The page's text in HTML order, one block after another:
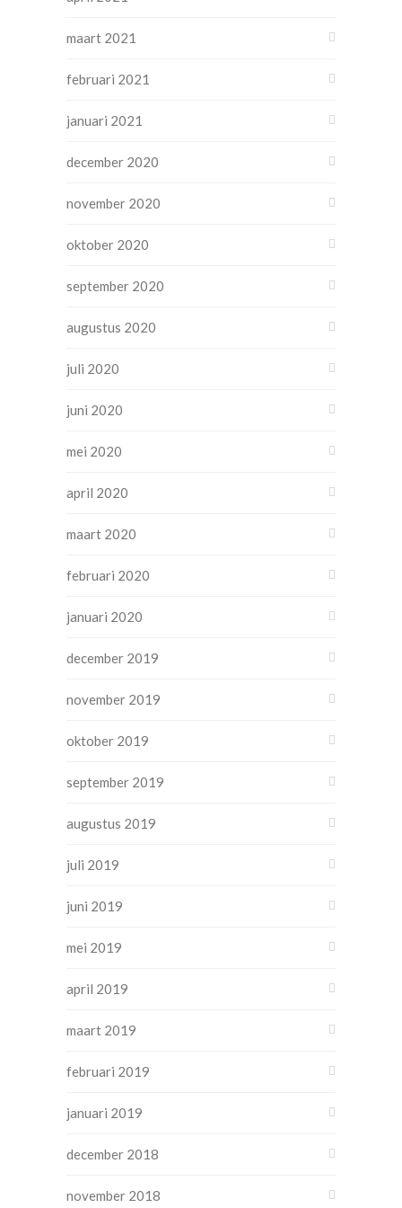
maart 2021
februari 2021
januari 2021
december 2020
november 2020
oktober 2020
september 2020
augustus 2020
juli 2020
juni 2020
mei 2020
april 2020
maart 2020
februari 2020
januari 2020
december 2019
november 2019
oktober 2019
september 2019
augustus 2019
juli 2019
juni 2019
mei 2019
april 2019
maart 2019
februari 2019
januari 2019
december 2018
november 2018